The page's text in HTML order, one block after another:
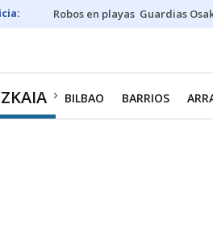
Robos en playas Guardias
BILBAO BARRIOS